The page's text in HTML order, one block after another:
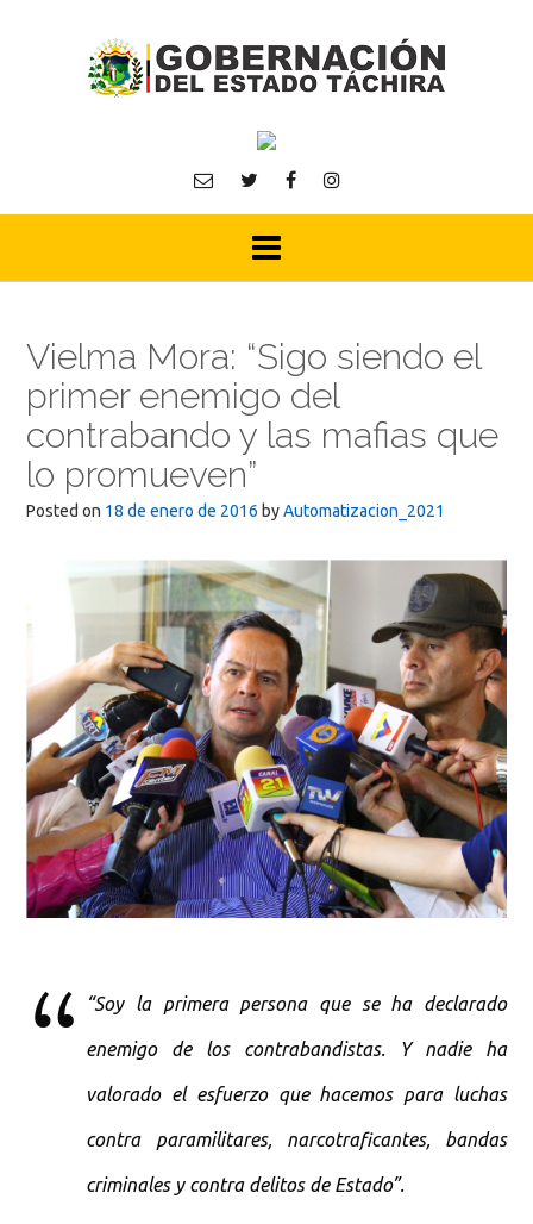
Vielma Mora: “Sigo siendo el
primer enemigo del
contrabando y las mafias que
lo promueven”
Posted on 18 de enero de 2016 byAutomatizacion_2021
“Soy la primera persona que se ha declarado
enemigo de los contrabandistas. Y nadie ha
valorado el esfuerzo que hacemos para luchas
contra paramilitares, narcotraficantes, bandas
criminales y contra delitos de Estado”.